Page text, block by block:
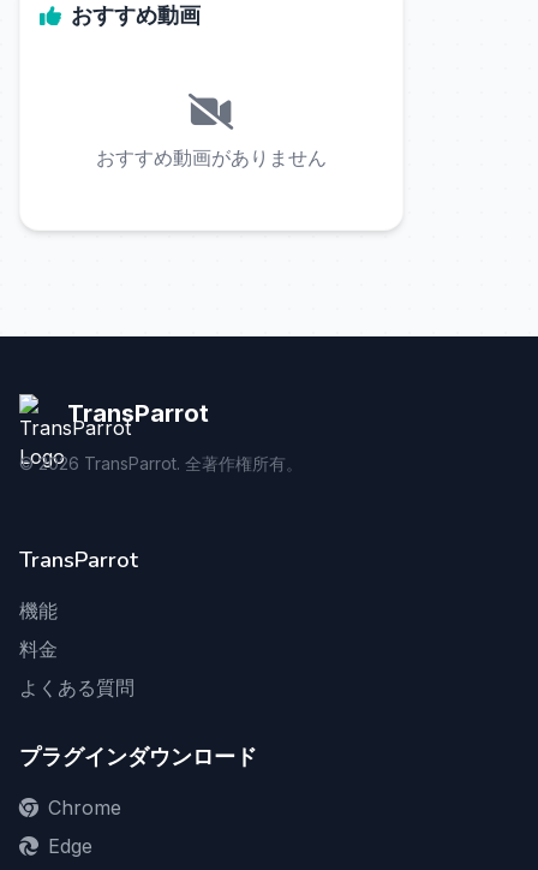
おすすめ動画
おすすめ動画がありません
TransParrot
©2026 TransParrot. 全著作権所有。
TransParrot
機能
料金
よくある質問
プラグインダウンロード
Chrome
Edge